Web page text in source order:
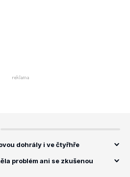
dohrály i ve čtyřhře
problém ani se zkušenou